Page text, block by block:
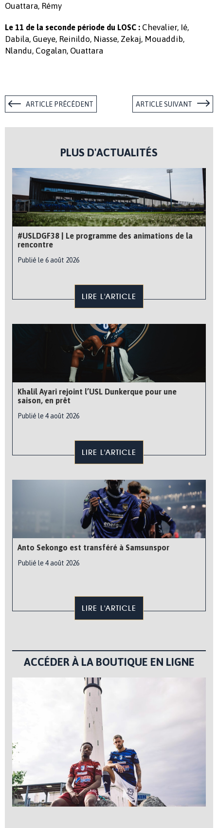
Ouattara, Rémy
Le 11 de la seconde période du LOSC : Chevalier, Ié,
Dabila, Gueye, Reinildo, Niasse, Zekaj, Mouaddib,
Nlandu, Cogalan, Ouattara
ARTICLE PRÉCÉDENT ARTICLE SUIVANT
PLUS D'ACTUALITÉS
#USLDGF38 | Le programme des animations de la
rencontre
Publié le 6 août 2026
LIRE L'ARTICLE
Khalil Ayari rejoint l’USL Dunkerque pour une
saison, en prêt
Publié le 4 août 2026
LIRE L'ARTICLE
Anto Sekongo est transféré à Samsunspor
Publié le 4 août 2026
LIRE L'ARTICLE
ACCÉDER À LA BOUTIQUE EN LIGNE